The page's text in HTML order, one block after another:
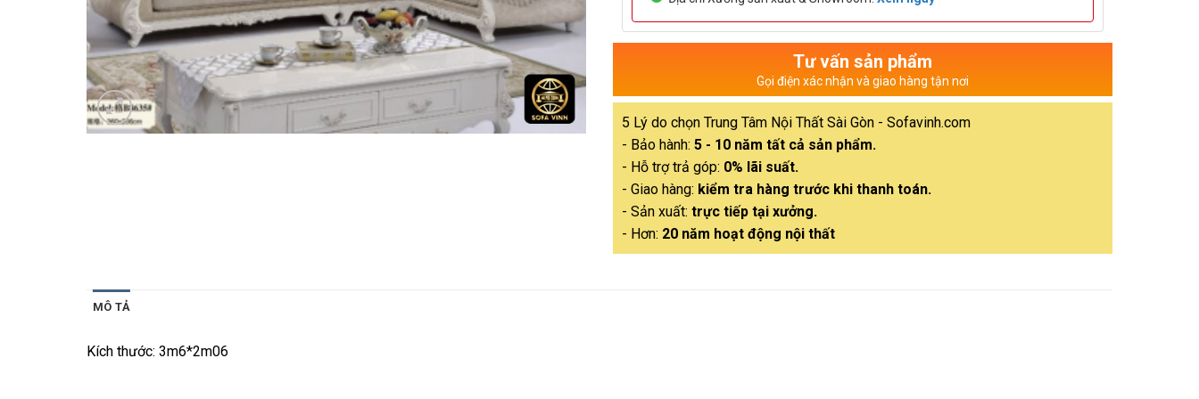
Tư vấn sản phẩm
Gọi điện xác nhận và giao hàng tận nơi
5 Lý do chọn Trung Tâm Nội Thất Sài Gòn - Sofavinh.com
- Bảo hành: 5 - 10 năm tất cả sản phẩm.
- Hỗ trợ trả góp: 0% lãi suất.
- Giao hàng: kiểm tra hàng trước khi thanh toán.
- Sản xuất: trực tiếp tại xưởng.
- Hơn: 20 năm hoạt động nội thất
MÔ TẢ
Kích thước: 3m6*2m06